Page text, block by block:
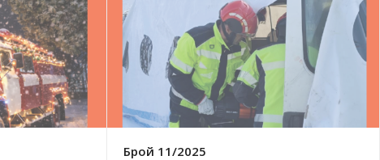
Брой 11/2025